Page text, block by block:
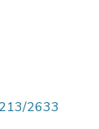
2633